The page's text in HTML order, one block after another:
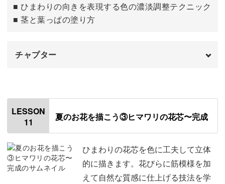
■ ひまわりの向きを表現する色の濃淡調整テクニック
■ 茎と葉っぱの塗り方
チャプター
ヒマワリの下描きを描く
花びらを塗る
茎・葉っぱ・葉脈を塗る 12:56
LESSON
11
夏のお花を描こう③ヒマワリの花芯〜完成
ひまわりの花芯を色に工夫して立体
的に描きます。花びらに筋模様を加
えて自然な質感に仕上げる技法を学